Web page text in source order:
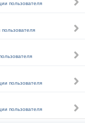
пользователя
пользователя
пользователя